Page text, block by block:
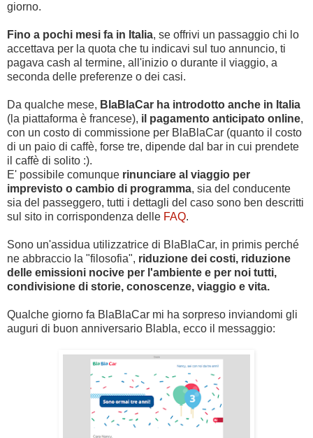
giorno.
Fino a pochi mesi fa in Italia, se offrivi un passaggio chi lo
accettava per la quota che tu indicavi sul tuo annuncio, ti
pagava cash al termine, all'inizio o durante il viaggio, a
seconda delle preferenze o dei casi.
Da qualche mese, BlaBlaCar ha introdotto anche in Italia
(la piattaforma è francese), il pagamento anticipato online,
con un costo di commissione per BlaBlaCar (quanto il costo
di un paio di caffè, forse tre, dipende dal bar in cui prendete
il caffè di solito :).
E' possibile comunque rinunciare al viaggio per
imprevisto o cambio di programma, sia del conducente
sia del passeggero, tutti i dettagli del caso sono ben descritti
sul sito in corrispondenza delle FAQ.
Sono un'assidua utilizzatrice di BlaBlaCar, in primis perché
ne abbraccio la "filosofia", riduzione dei costi, riduzione
delle emissioni nocive per l'ambiente e per noi tutti,
condivisione di storie, conoscenze, viaggio e vita.
Qualche giorno fa BlaBlaCar mi ha sorpreso inviandomi gli
auguri di buon anniversario Blabla, ecco il messaggio: